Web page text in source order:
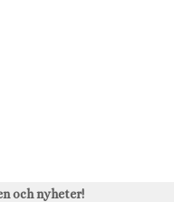
och nyheter!